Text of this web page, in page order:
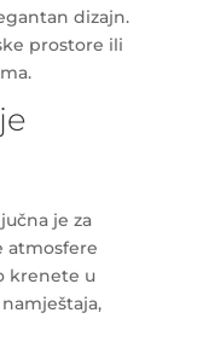
dizajn.
prostore ili
je za
atmosfere
krenete u